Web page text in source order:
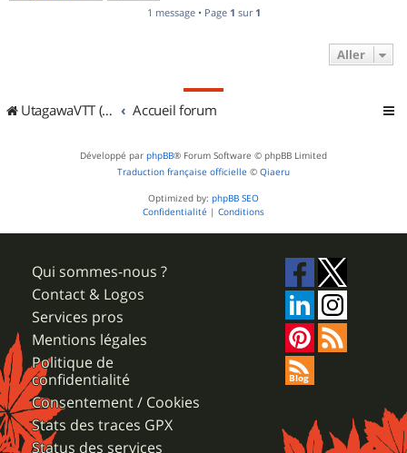
1 message • Page 1 sur 1
Aller
UtagawaVTT (Randos VTT et VTTAE avec traces GPS) Accueil forum
Développé par phpBB® Forum Software © phpBB Limited
Traduction française officielle © Qiaeru
Optimized by: phpBB SEO
Confidentialité | Conditions
Qui sommes-nous ?
Contact & Logos
Services pros
Mentions légales
Politique de
confidentialité
Consentement / Cookies
Stats des traces GPX
Status des services